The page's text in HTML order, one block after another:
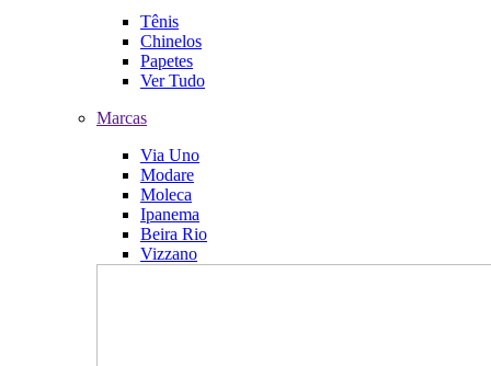
Tênis
Chinelos
Papetes
Ver Tudo
Marcas
Via Uno
Modare
Moleca
Ipanema
Beira Rio
Vizzano